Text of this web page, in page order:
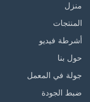
فيديو
بنا
في المعمل
الجودة